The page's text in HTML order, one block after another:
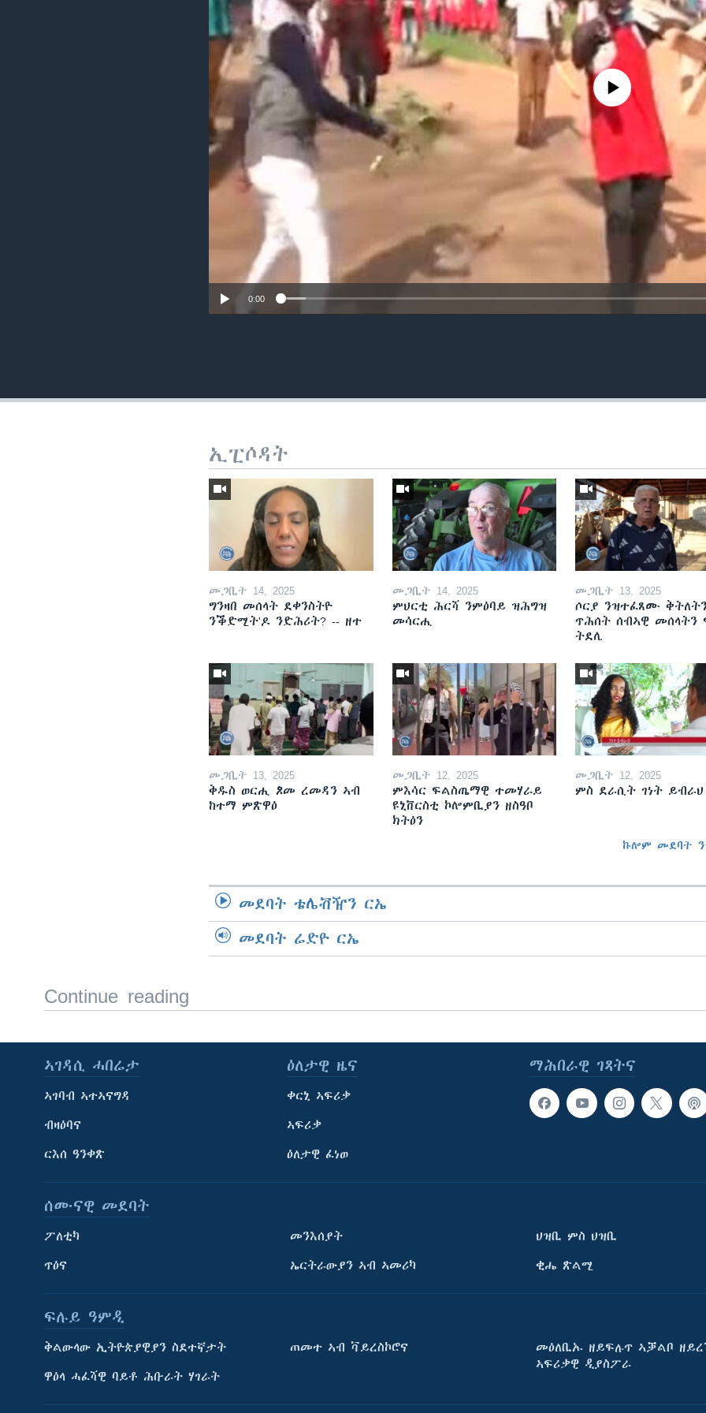
ትምህርቲ እንግሊዝኛ
ማሕበራዊ ገጻትና
No media source currently
0:00
ኢፒሶዳት
መጋቢት 14, 2025
ግንዛበ መሰላት ደቀንስትዮ
ንቕድሚት'ዶ ንድሕሪት? -- ዘተ
መጋቢት 14, 2025
ምህርቲ ሕርሻ ንምዕባይ ዝሕግዝ
መሳርሒ
መጋቢት 13, 2025
ሶርያ ንዝተፈጸሙ
ጥሕሰት ሰብኣዊ መሰላትን
ትደሊ
መጋቢት 13, 2025
ቅዱስ ወርሒ ጾመ ረመዳን ኣብ
ከተማ ምጽዋዕ
መጋቢት 12, 2025
ምእሳር ፍልስጤማዊ ተመሃራይ
ዩኒቨርስቲ ኮሎምቢያን ዘስዓቦ
ክትዕን
መጋቢት 12, 2025
ምስ ደራሲት ገነት ይብራህ
ኩሎም መደባት
መደባት ቴሌቭዥን ርኤ
መደባት ሬድዮ ርኤ
Continue reading
ማሕበራዊ ገጻትና
ኣገዳሲ ሓበሬታ
ኣገባብ ኣተኣናግዳ
ብዛዕባና
ርእሰ ዓንቀጽ
ዕለታዊ ዜና
ቀርኒ ኣፍሪቃ
ኣፍሪቃ
ዕለታዊ ፈነወ
ሰሙናዊ መደባት
ፖለቲካ
ጥዕና
መንእሰያት
ኤርትራውያን ኣብ ኣመሪካ
ህዝቢ ምስ ህዝቢ
ቂሔ ጽልሚ
ፍሉይ ዓምዲ
ቅልውላው ኢትዮጵያዊያን ስደተኛታት
ዋዕላ ሓፈሻዊ ባይቶ ሕቡራት ሃገራት
ጠመተ ኣብ ቫይረስኮሮና
መዕለቢኡ ዘይፍሉጥ ኣቓልቦ
ኣፍሪቃዊ ዲያስፖራ